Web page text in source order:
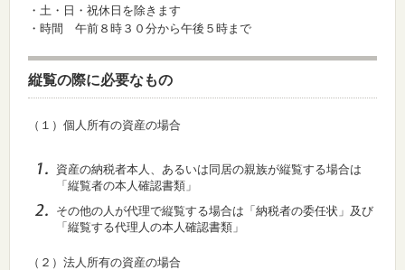
・土・日・祝休日を除きます
・時間 午前８時３０分から午後５時まで
縦覧の際に必要なもの
（１）個人所有の資産の場合
資産の納税者本人、あるいは同居の親族が縦覧する場合は
「縦覧者の本人確認書類」
その他の人が代理で縦覧する場合は「納税者の委任状」及び
「縦覧する代理人の本人確認書類」
（２）法人所有の資産の場合